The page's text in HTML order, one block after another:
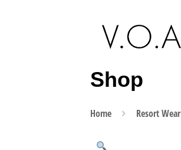
Shop
Home Resort Wear